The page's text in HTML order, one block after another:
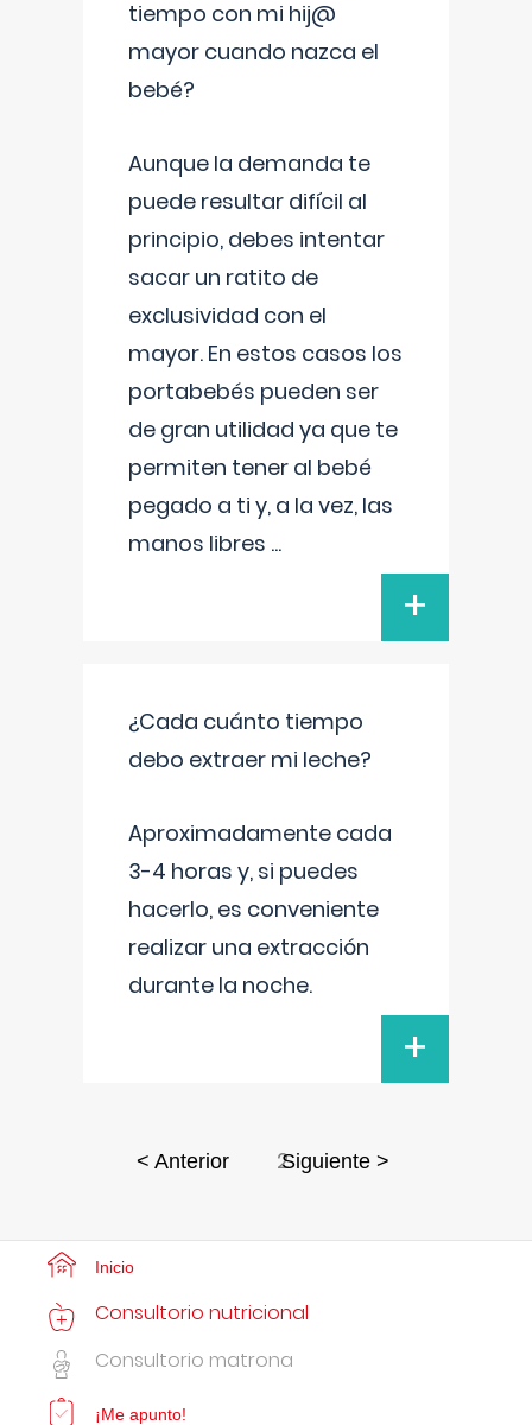
tiempo con mi hij@
mayor cuando nazca el
bebé?
Aunque la demanda te
puede resultar difícil al
principio, debes intentar
sacar un ratito de
exclusividad con el
mayor. En estos casos los
portabebés pueden ser
de gran utilidad ya que te
permiten tener al bebé
pegado a ti y, a la vez, las
manos libres ...
+
¿Cada cuánto tiempo
debo extraer mi leche?
Aproximadamente cada
3-4 horas y, si puedes
hacerlo, es conveniente
realizar una extracción
durante la noche.
+
< Anterior 2Siguiente >
Inicio
Consultorio nutricional
Consultorio matrona
¡Me apunto!